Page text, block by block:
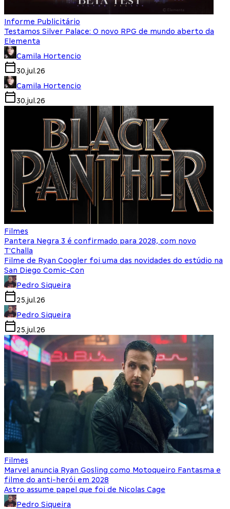
Informe Publicitário
Testamos Silver Palace: O novo RPG de mundo aberto da
Elementa
Camila Hortencio
30.jul.26
Camila Hortencio
30.jul.26
Filmes
Pantera Negra 3 é confirmado para 2028, com novo
T'Challa
Filme de Ryan Coogler foi uma das novidades do estúdio na
San Diego Comic-Con
Pedro Siqueira
25.jul.26
Pedro Siqueira
25.jul.26
Filmes
Marvel anuncia Ryan Gosling como Motoqueiro Fantasma e
filme do anti-herói em 2028
Astro assume papel que foi de Nicolas Cage
Pedro Siqueira